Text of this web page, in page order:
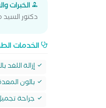
الخبرات
دكتور
الخدمات
إزالة اللغد
بالون
جراحة